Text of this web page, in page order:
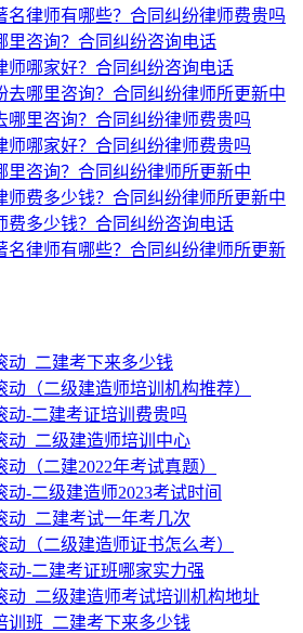
名律师有哪些？合同纠纷律师费贵吗
里咨询？合同纠纷咨询电话
师哪家好？合同纠纷咨询电话
去哪里咨询？合同纠纷律师所更新中
哪里咨询？合同纠纷律师费贵吗
师哪家好？合同纠纷律师费贵吗
里咨询？合同纠纷律师所更新中
师费多少钱？合同纠纷律师所更新中
费多少钱？合同纠纷咨询电话
名律师有哪些？合同纠纷律师所更新
动_二建考下来多少钱
动（二级建造师培训机构推荐）
动-二建考证培训费贵吗
动_二级建造师培训中心
（二建2022年考试真题）
动-二级建造师2023考试时间
动_二建考试一年考几次
（二级建造师证书怎么考）
动-二建考证班哪家实力强
动_二级建造师考试培训机构地址
训班_二建考下来多少钱